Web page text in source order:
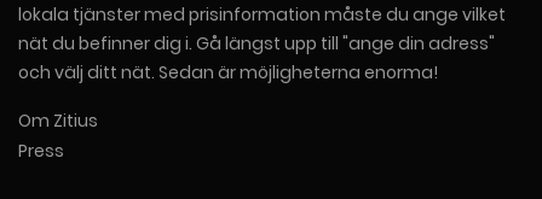
lokala tjänster med prisinformation måste du ange vilket
nät du befinner dig i. Gå längst upp till "ange din adress"
och välj ditt nät. Sedan är möjligheterna enorma!
Om Zitius
Press